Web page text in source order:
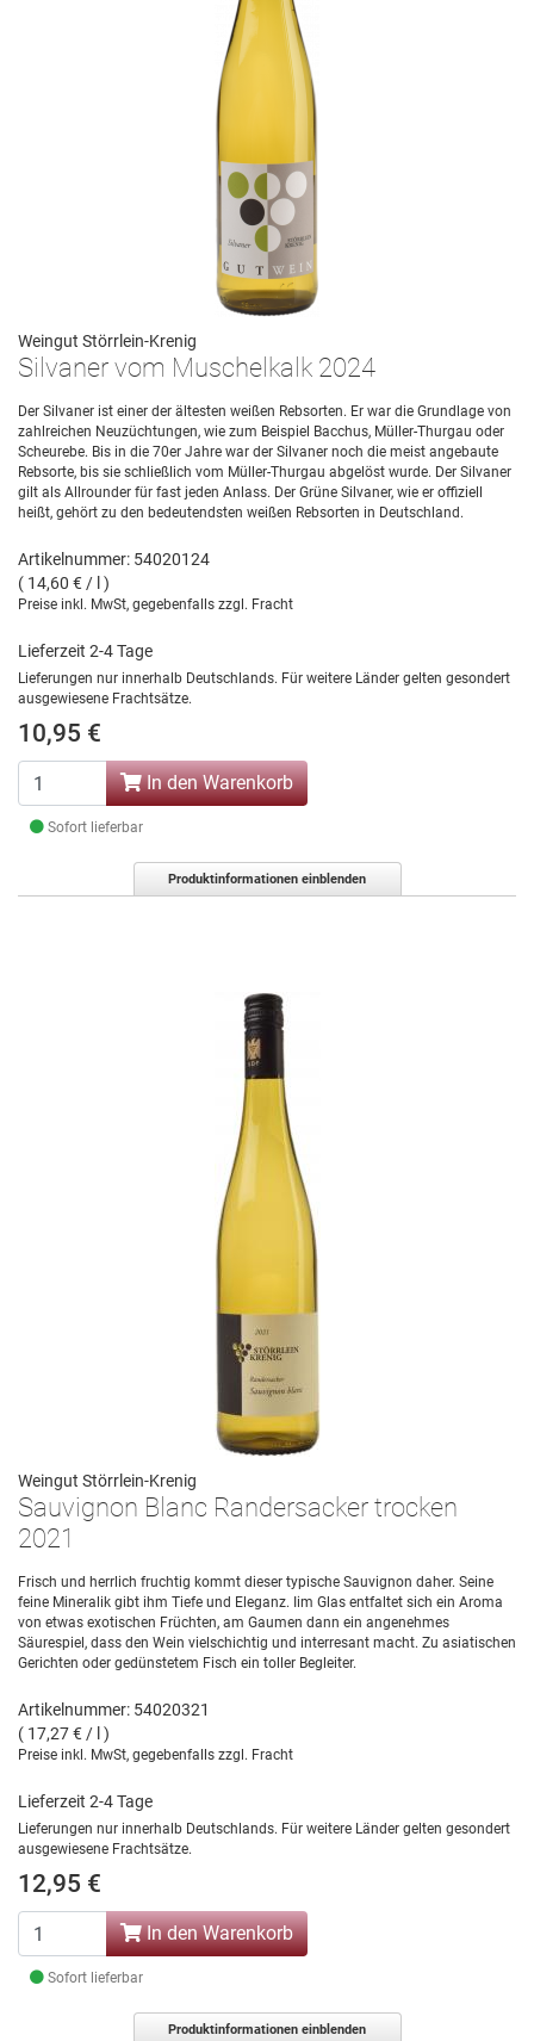
Weingut Störrlein-Krenig
Silvaner vom Muschelkalk 2024
Der Silvaner ist einer der ältesten weißen Rebsorten. Er war die Grundlage von
zahlreichen Neuzüchtungen, wie zum Beispiel Bacchus, Müller-Thurgau oder
Scheurebe. Bis in die 70er Jahre war der Silvaner noch die meist angebaute
Rebsorte, bis sie schließlich vom Müller-Thurgau abgelöst wurde. Der Silvaner
gilt als Allrounder für fast jeden Anlass. Der Grüne Silvaner, wie er offiziell
heißt, gehört zu den bedeutendsten weißen Rebsorten in Deutschland.
Artikelnummer: 54020124
( 14,60 € / l )
Preise inkl. MwSt, gegebenfalls zzgl. Fracht
Lieferzeit 2-4 Tage
Lieferungen nur innerhalb Deutschlands. Für weitere Länder gelten gesondert
ausgewiesene Frachtsätze.
10,95 €
In den Warenkorb
Sofort lieferbar
Produktinformationen einblenden
Weingut Störrlein-Krenig
Sauvignon Blanc Randersacker trocken
2021
Frisch und herrlich fruchtig kommt dieser typische Sauvignon daher. Seine
feine Mineralik gibt ihm Tiefe und Eleganz. Iim Glas entfaltet sich ein Aroma
von etwas exotischen Früchten, am Gaumen dann ein angenehmes
Säurespiel, dass den Wein vielschichtig und interresant macht. Zu asiatischen
Gerichten oder gedünstetem Fisch ein toller Begleiter.
Artikelnummer: 54020321
( 17,27 € / l )
Preise inkl. MwSt, gegebenfalls zzgl. Fracht
Lieferzeit 2-4 Tage
Lieferungen nur innerhalb Deutschlands. Für weitere Länder gelten gesondert
ausgewiesene Frachtsätze.
12,95 €
In den Warenkorb
Sofort lieferbar
Produktinformationen einblenden